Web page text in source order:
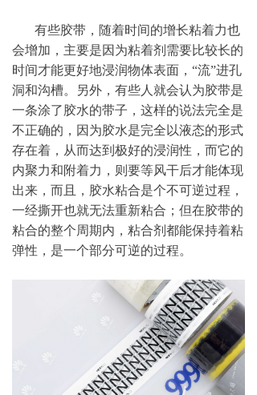
有些胶带，随着时间的增长粘着力也
会增加，主要是因为粘着剂需要比较长的
时间才能更好地浸润物体表面，“流”进孔
洞和沟槽。另外，有些人就会认为胶带是
一条涂了胶水的带子，这样的说法完全是
不正确的，因为胶水是完全以液态的形式
存在着，从而达到极好的浸润性，而它的
内聚力和附着力，则要等风干后才能体现
出来，而且，胶水粘合是个不可逆过程，
一经撕开也就无法重新粘合；但在胶带的
粘合的整个周期内，粘合剂都能保持着粘
弹性，是一个部分可逆的过程。